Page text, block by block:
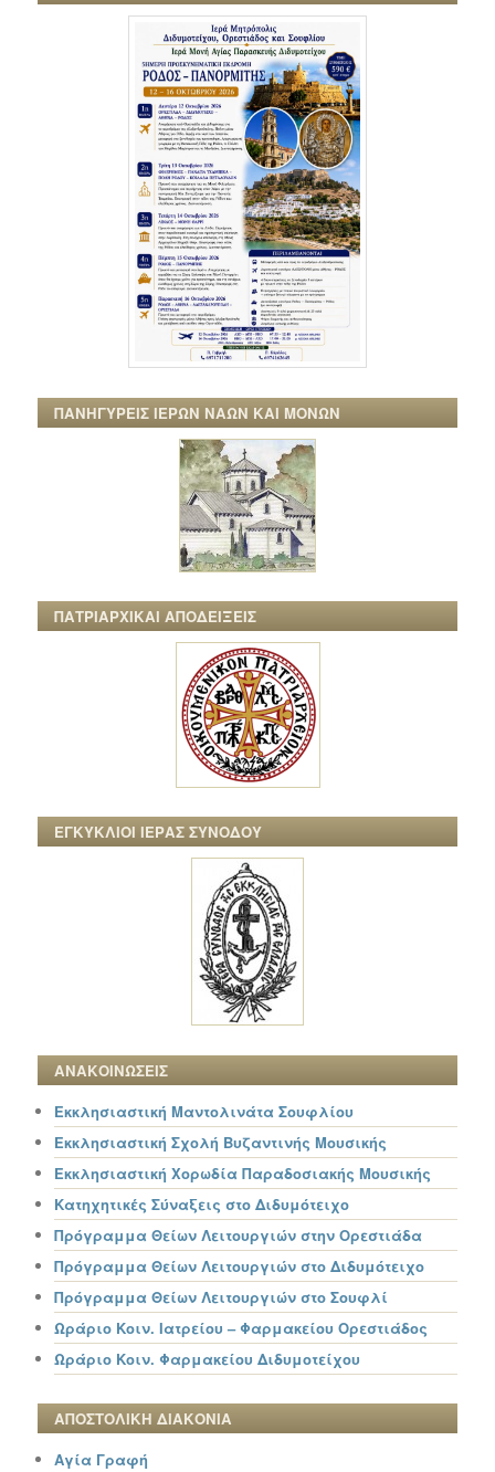
ΠΑΝΗΓΥΡΕΙΣ ΙΕΡΩΝ ΝΑΩΝ ΚΑΙ ΜΟΝΩΝ
ΠΑΤΡΙΑΡΧΙΚΑΙ ΑΠΟΔΕΙΞΕΙΣ
ΕΓΚΥΚΛΙΟΙ ΙΕΡΑΣ ΣΥΝΟΔΟΥ
ΑΝΑΚΟΙΝΩΣΕΙΣ
Εκκλησιαστική Μαντολινάτα Σουφλίου
Εκκλησιαστική Σχολή Βυζαντινής Μουσικής
Εκκλησιαστική Χορωδία Παραδοσιακής Μουσικής
Κατηχητικές Σύναξεις στο Διδυμότειχο
Πρόγραμμα Θείων Λειτουργιών στην Ορεστιάδα
Πρόγραμμα Θείων Λειτουργιών στο Διδυμότειχο
Πρόγραμμα Θείων Λειτουργιών στο Σουφλί
Ωράριο Κοιν. Ιατρείου – Φαρμακείου Ορεστιάδος
Ωράριο Κοιν. Φαρμακείου Διδυμοτείχου
ΑΠΟΣΤΟΛΙΚΗ ΔΙΑΚΟΝΙΑ
Αγία Γραφή